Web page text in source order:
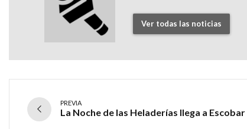
Ver todas las noticias
PREVIA
La Noche de las Heladerías llega a Escobar